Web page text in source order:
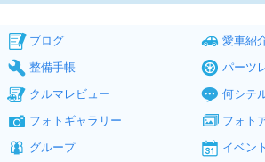
ブログ
愛車紹
整備手帳
パーツ
クルマレビュー
何シテ
フォトギャラリー
フォト
グループ
イベン